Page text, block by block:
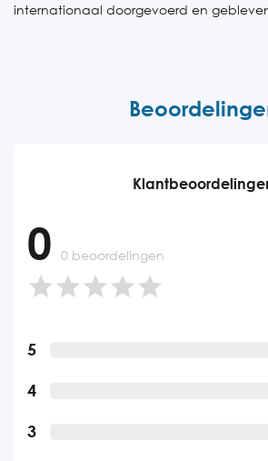
internationaal doorgevoerd en
5
4
3
0 0 beoordelingen